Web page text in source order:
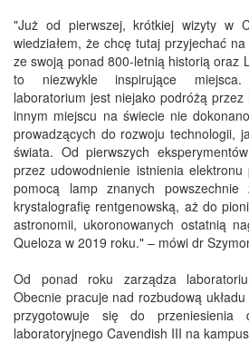
"Już od pierwszej, krótkiej wizyty w
wiedziałem, że chcę tutaj przyjechać na
ze swoją ponad 800-letnią historią oraz
to niezwykle inspirujące miejsca.
laboratorium jest niejako podróżą
innym miejscu na świecie nie
prowadzących do rozwoju technologii,
świata. Od pierwszych
przez udowodnienie istnienia
pomocą lamp znanych powszechnie
krystalografię rentgenowską, aż do
astronomii, ukoronowanych ostatnią
Queloza w 2019 roku." – mówi dr
Od ponad roku zarządza
Obecnie pracuje nad rozbudową
przygotowuje się do przeniesienia
laboratoryjnego Cavendish III na